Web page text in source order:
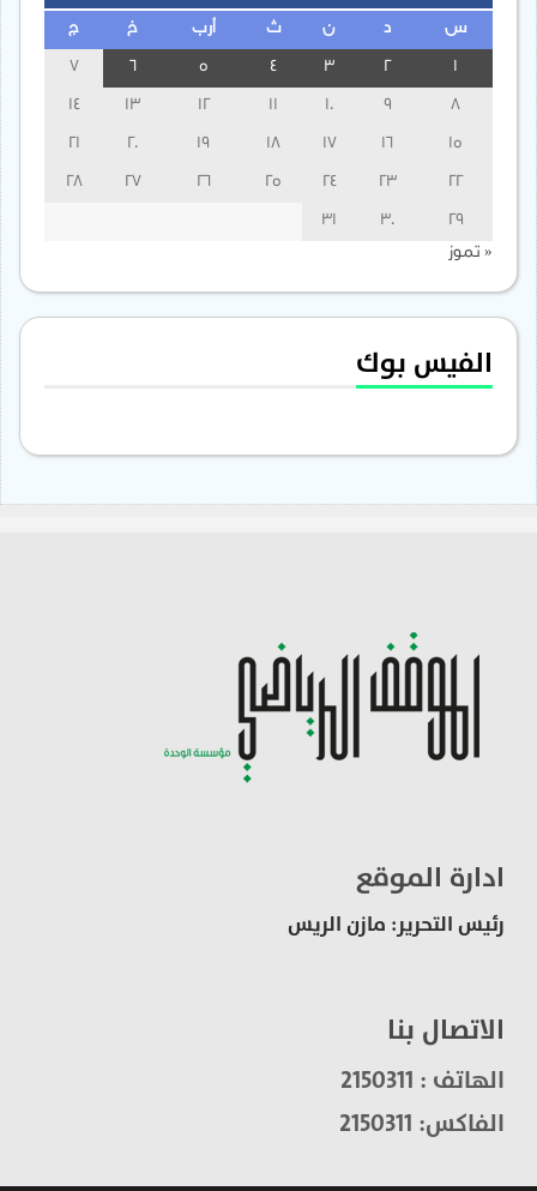
س ن ث أرب خ ج
3
13
14
15
16
17
18
19
20
21
22
23
24
25
26
27
28
29
30
31
« تموز
الفيس بوك
ادارة الموقع
رئيس التحرير: مازن الريس
الاتصال بنا
الهاتف : 2150311
الفاكس: 2150311